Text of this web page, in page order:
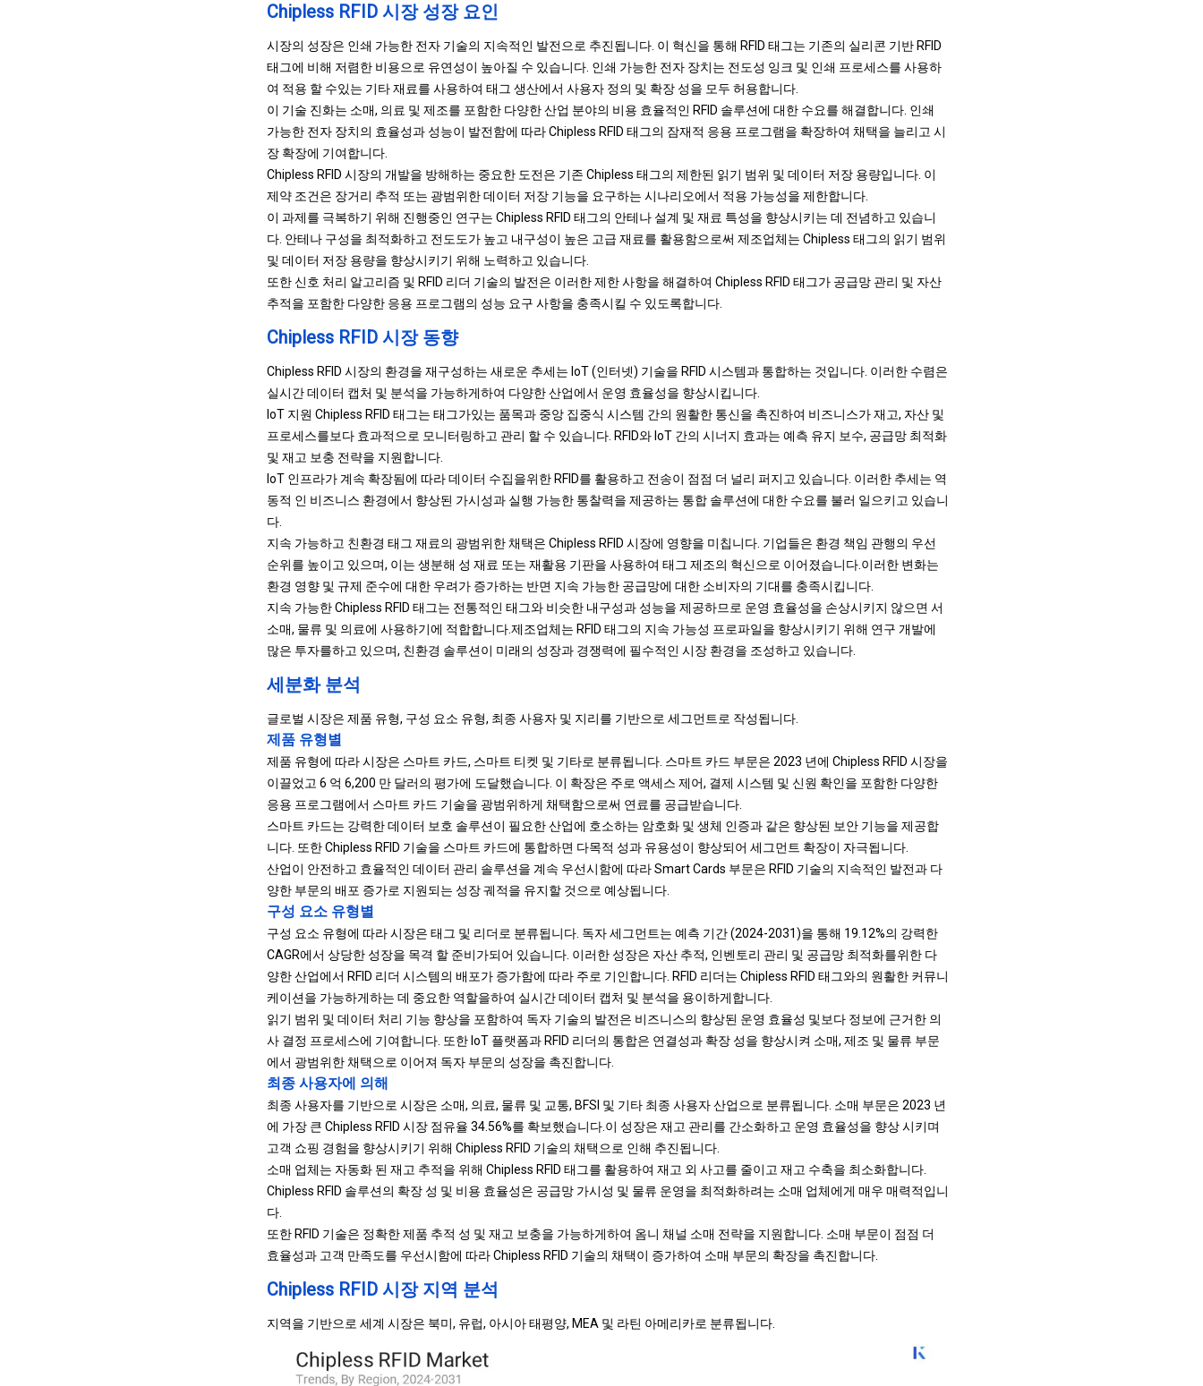
Chipless RFID 시장 성장 요인
시장의 성장은 인쇄 가능한 전자 기술의 지속적인 발전으로 추진됩니다. 이 혁신을 통해 RFID 태그는 기존의 실리콘 기반 RFID
태그에 비해 저렴한 비용으로 유연성이 높아질 수 있습니다. 인쇄 가능한 전자 장치는 전도성 잉크 및 인쇄 프로세스를 사용하
여 적용 할 수있는 기타 재료를 사용하여 태그 생산에서 사용자 정의 및 확장 성을 모두 허용합니다.
이 기술 진화는 소매, 의료 및 제조를 포함한 다양한 산업 분야의 비용 효율적인 RFID 솔루션에 대한 수요를 해결합니다. 인쇄
가능한 전자 장치의 효율성과 성능이 발전함에 따라 Chipless RFID 태그의 잠재적 응용 프로그램을 확장하여 채택을 늘리고 시
장 확장에 기여합니다.
Chipless RFID 시장의 개발을 방해하는 중요한 도전은 기존 Chipless 태그의 제한된 읽기 범위 및 데이터 저장 용량입니다. 이
제약 조건은 장거리 추적 또는 광범위한 데이터 저장 기능을 요구하는 시나리오에서 적용 가능성을 제한합니다.
이 과제를 극복하기 위해 진행중인 연구는 Chipless RFID 태그의 안테나 설계 및 재료 특성을 향상시키는 데 전념하고 있습니
다. 안테나 구성을 최적화하고 전도도가 높고 내구성이 높은 고급 재료를 활용함으로써 제조업체는 Chipless 태그의 읽기 범위
및 데이터 저장 용량을 향상시키기 위해 노력하고 있습니다.
또한 신호 처리 알고리즘 및 RFID 리더 기술의 발전은 이러한 제한 사항을 해결하여 Chipless RFID 태그가 공급망 관리 및 자산
추적을 포함한 다양한 응용 프로그램의 성능 요구 사항을 충족시킬 수 있도록합니다.
Chipless RFID 시장 동향
Chipless RFID 시장의 환경을 재구성하는 새로운 추세는 IoT (인터넷) 기술을 RFID 시스템과 통합하는 것입니다. 이러한 수렴은
실시간 데이터 캡처 및 분석을 가능하게하여 다양한 산업에서 운영 효율성을 향상시킵니다.
IoT 지원 Chipless RFID 태그는 태그가있는 품목과 중앙 집중식 시스템 간의 원활한 통신을 촉진하여 비즈니스가 재고, 자산 및
프로세스를보다 효과적으로 모니터링하고 관리 할 수 있습니다. RFID와 IoT 간의 시너지 효과는 예측 유지 보수, 공급망 최적화
및 재고 보충 전략을 지원합니다.
IoT 인프라가 계속 확장됨에 따라 데이터 수집을위한 RFID를 활용하고 전송이 점점 더 널리 퍼지고 있습니다. 이러한 추세는 역
동적 인 비즈니스 환경에서 향상된 가시성과 실행 가능한 통찰력을 제공하는 통합 솔루션에 대한 수요를 불러 일으키고 있습니
다.
지속 가능하고 친환경 태그 재료의 광범위한 채택은 Chipless RFID 시장에 영향을 미칩니다. 기업들은 환경 책임 관행의 우선
순위를 높이고 있으며, 이는 생분해 성 재료 또는 재활용 기판을 사용하여 태그 제조의 혁신으로 이어졌습니다. 이러한 변화는
환경 영향 및 규제 준수에 대한 우려가 증가하는 반면 지속 가능한 공급망에 대한 소비자의 기대를 충족시킵니다.
지속 가능한 Chipless RFID 태그는 전통적인 태그와 비슷한 내구성과 성능을 제공하므로 운영 효율성을 손상시키지 않으면 서
소매, 물류 및 의료에 사용하기에 적합합니다.제조업체는 RFID 태그의 지속 가능성 프로파일을 향상시키기 위해 연구 개발에
많은 투자를하고 있으며, 친환경 솔루션이 미래의 성장과 경쟁력에 필수적인 시장 환경을 조성하고 있습니다.
세분화 분석
글로벌 시장은 제품 유형, 구성 요소 유형, 최종 사용자 및 지리를 기반으로 세그먼트로 작성됩니다.
제품 유형별
제품 유형에 따라 시장은 스마트 카드, 스마트 티켓 및 기타로 분류됩니다. 스마트 카드 부문은 2023 년에 Chipless RFID 시장을
이끌었고 6 억 6,200 만 달러의 평가에 도달했습니다. 이 확장은 주로 액세스 제어, 결제 시스템 및 신원 확인을 포함한 다양한
응용 프로그램에서 스마트 카드 기술을 광범위하게 채택함으로써 연료를 공급받습니다.
스마트 카드는 강력한 데이터 보호 솔루션이 필요한 산업에 호소하는 암호화 및 생체 인증과 같은 향상된 보안 기능을 제공합
니다. 또한 Chipless RFID 기술을 스마트 카드에 통합하면 다목적 성과 유용성이 향상되어 세그먼트 확장이 자극됩니다.
산업이 안전하고 효율적인 데이터 관리 솔루션을 계속 우선시함에 따라 Smart Cards 부문은 RFID 기술의 지속적인 발전과 다
양한 부문의 배포 증가로 지원되는 성장 궤적을 유지할 것으로 예상됩니다.
구성 요소 유형별
구성 요소 유형에 따라 시장은 태그 및 리더로 분류됩니다. 독자 세그먼트는 예측 기간 (2024-2031)을 통해 19.12%의 강력한
CAGR에서 상당한 성장을 목격 할 준비가되어 있습니다. 이러한 성장은 자산 추적, 인벤토리 관리 및 공급망 최적화를위한 다
양한 산업에서 RFID 리더 시스템의 배포가 증가함에 따라 주로 기인합니다. RFID 리더는 Chipless RFID 태그와의 원활한 커뮤니
케이션을 가능하게하는 데 중요한 역할을하여 실시간 데이터 캡처 및 분석을 용이하게합니다.
읽기 범위 및 데이터 처리 기능 향상을 포함하여 독자 기술의 발전은 비즈니스의 향상된 운영 효율성 및보다 정보에 근거한 의
사 결정 프로세스에 기여합니다. 또한 IoT 플랫폼과 RFID 리더의 통합은 연결성과 확장 성을 향상시켜 소매, 제조 및 물류 부문
에서 광범위한 채택으로 이어져 독자 부문의 성장을 촉진합니다.
최종 사용자에 의해
최종 사용자를 기반으로 시장은 소매, 의료, 물류 및 교통, BFSI 및 기타 최종 사용자 산업으로 분류됩니다. 소매 부문은 2023 년
에 가장 큰 Chipless RFID 시장 점유율 34.56%를 확보했습니다.이 성장은 재고 관리를 간소화하고 운영 효율성을 향상 시키며
고객 쇼핑 경험을 향상시키기 위해 Chipless RFID 기술의 채택으로 인해 추진됩니다.
소매 업체는 자동화 된 재고 추적을 위해 Chipless RFID 태그를 활용하여 재고 외 사고를 줄이고 재고 수축을 최소화합니다.
Chipless RFID 솔루션의 확장 성 및 비용 효율성은 공급망 가시성 및 물류 운영을 최적화하려는 소매 업체에게 매우 매력적입니
다.
또한 RFID 기술은 정확한 제품 추적 성 및 재고 보충을 가능하게하여 옴니 채널 소매 전략을 지원합니다. 소매 부문이 점점 더
효율성과 고객 만족도를 우선시함에 따라 Chipless RFID 기술의 채택이 증가하여 소매 부문의 확장을 촉진합니다.
Chipless RFID 시장 지역 분석
지역을 기반으로 세계 시장은 북미, 유럽, 아시아 태평양, MEA 및 라틴 아메리카로 분류됩니다.